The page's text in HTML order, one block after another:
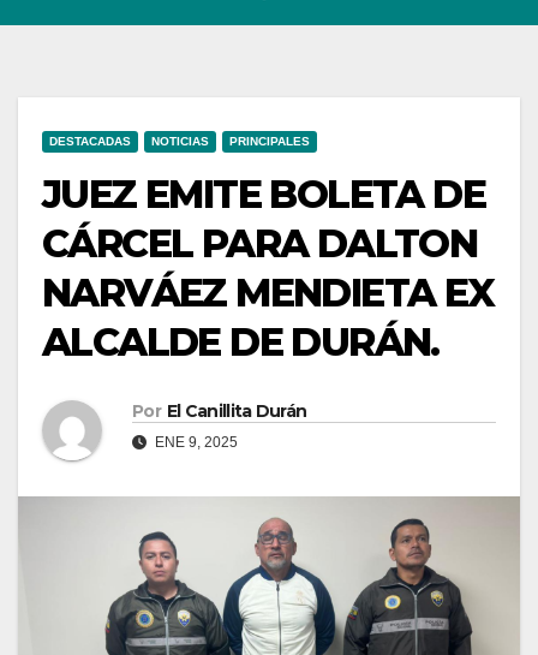
DESTACADAS NOTICIAS PRINCIPALES
JUEZ EMITE BOLETA DE
CÁRCEL PARA DALTON
NARVÁEZ MENDIETA EX
ALCALDE DE DURÁN.
Por El Canillita Durán
ENE 9, 2025